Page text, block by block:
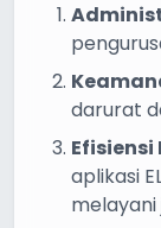
darurat
aplikasi